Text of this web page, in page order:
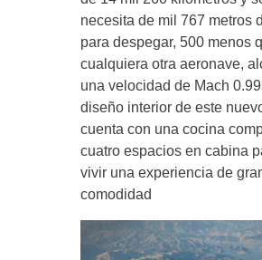
necesita de mil 767 metros
para despegar, 500 menos
cualquiera otra aeronave,
una velocidad de Mach
diseño interior de este
cuenta con una cocina
cuatro espacios en cabina
vivir una experiencia de
comodidad